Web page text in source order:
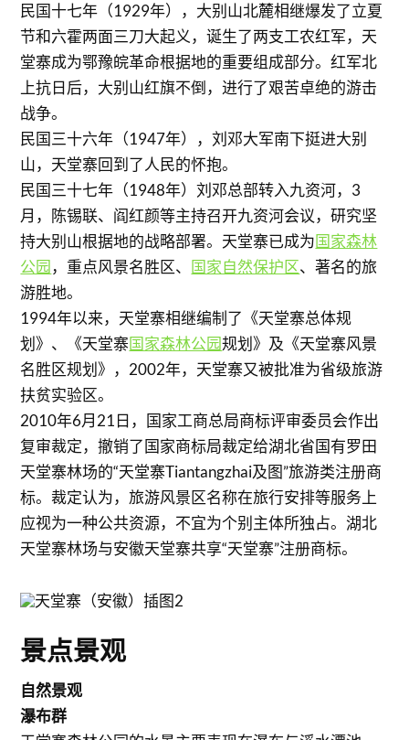
民国十七年（1929年），大别山北麓相继爆发了立夏
节和六霍两面三刀大起义，诞生了两支工农红军，天
堂寨成为鄂豫皖革命根据地的重要组成部分。红军北
上抗日后，大别山红旗不倒，进行了艰苦卓绝的游击
战争。
民国三十六年（1947年），刘邓大军南下挺进大别
山，天堂寨回到了人民的怀抱。
民国三十七年（1948年）刘邓总部转入九资河，3
月，陈锡联、阎红颜等主持召开九资河会议，研究坚
持大别山根据地的战略部署。天堂寨已成为国家森林
公园 ，重点风景名胜区、 国家自然保护区、著名的旅
游胜地。
1994年以来，天堂寨相继编制了《天堂寨总体规
划》、《天堂寨国家森林公园规划》及《天堂寨风景
名胜区规划》，2002年，天堂寨又被批准为省级旅游
扶贫实验区。
2010年6月21日，国家工商总局商标评审委员会作出
复审裁定，撤销了国家商标局裁定给湖北省国有罗田
天堂寨林场的“天堂寨Tiantangzhai及图”旅游类注册商
标。裁定认为，旅游风景区名称在旅行安排等服务上
应视为一种公共资源，不宜为个别主体所独占。湖北
天堂寨林场与安徽天堂寨共享“天堂寨”注册商标。
景点景观
自然景观
瀑布群